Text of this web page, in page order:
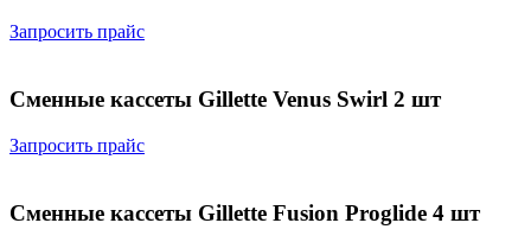
Запросить прайс
Сменные кассеты Gillette Venus Swirl 2 шт
Запросить прайс
Сменные кассеты Gillette Fusion Proglide 4 шт